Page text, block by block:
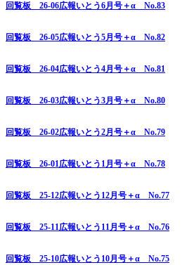
回覧板 26-06広報いとう6月号＋α No.83
回覧板 26-05広報いとう5月号＋α No.82
回覧板 26-04広報いとう4月号＋α No.81
回覧板 26-03広報いとう3月号＋α No.80
回覧板 26-02広報いとう2月号＋α No.79
回覧板 26-01広報いとう1月号＋α No.78
回覧板 25-12広報いとう12月号＋α No.77
回覧板 25-11広報いとう11月号＋α No.76
回覧板 25-10広報いとう10月号＋α No.75